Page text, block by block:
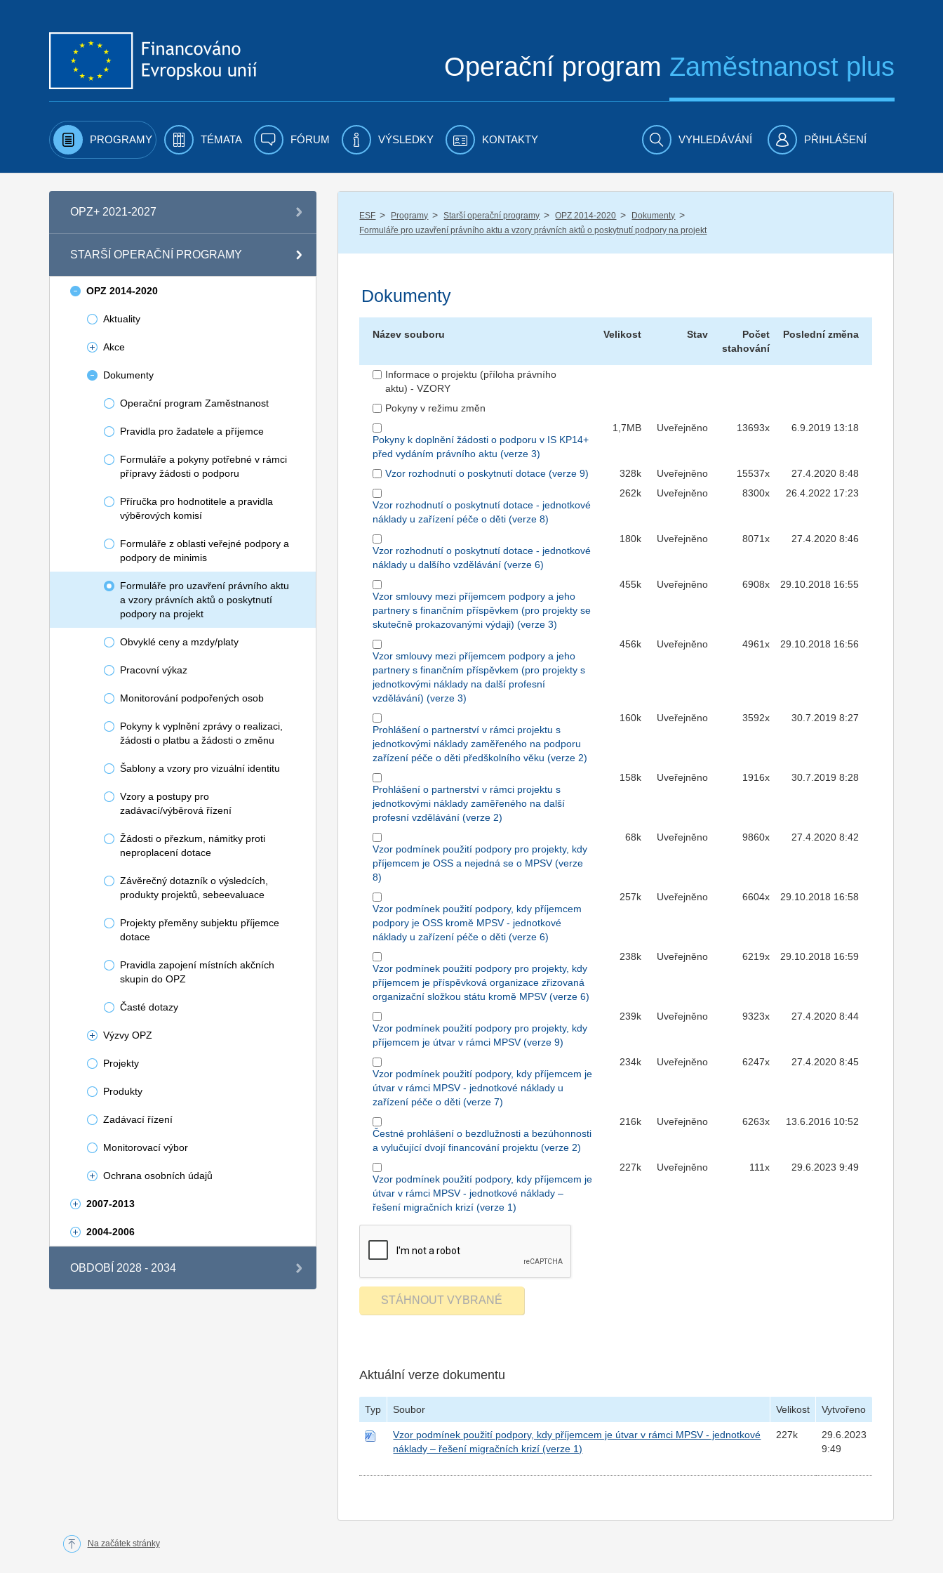
Operační program Zaměstnanost plus
PROGRAMY TÉMATA FÓRUM VÝSLEDKY KONTAKTY VYHLEDÁVÁNÍ PŘIHLÁŠENÍ
OPZ+ 2021-2027
STARŠÍ OPERAČNÍ PROGRAMY
OPZ 2014-2020
Aktuality
Akce
Dokumenty
Operační program Zaměstnanost
Pravidla pro žadatele a příjemce
Formuláře a pokyny potřebné v rámci
přípravy žádosti o podporu
Příručka pro hodnotitele a pravidla
výběrových komisí
Formuláře z oblasti veřejné podpory a
podpory de minimis
Formuláře pro uzavření právního aktu
a vzory právních aktů o poskytnutí
podpory na projekt
Obvyklé ceny a mzdy/platy
Pracovní výkaz
Monitorování podpořených osob
Pokyny k vyplnění zprávy o realizaci,
žádosti o platbu a žádosti o změnu
Šablony a vzory pro vizuální identitu
Vzory a postupy pro
zadávací/výběrová řízení
Žádosti o přezkum, námitky proti
neproplacení dotace
Závěrečný dotazník o výsledcích,
produkty projektů, sebeevaluace
Projekty přeměny subjektu příjemce
dotace
Pravidla zapojení místních akčních
skupin do OPZ
Časté dotazy
Výzvy OPZ
Projekty
Produkty
Zadávací řízení
Monitorovací výbor
Ochrana osobních údajů
2007-2013
2004-2006
OBDOBÍ 2028 - 2034
ESF / Programy / Starší operační programy / OPZ 2014-2020 / Dokumenty /
Formuláře pro uzavření právního aktu a vzory právních aktů o poskytnutí podpory na projekt
Dokumenty
Název souboru Velikost Stav
Počet
stahování
Poslední změna
Informace o projektu (příloha právního
aktu) - VZORY
Pokyny v režimu změn
Pokyny k doplnění žádosti o podporu v IS KP14+
před vydáním právního aktu (verze 3)
1,7MB Uveřejněno 13693x 6.9.2019 13:18
Vzor rozhodnutí o poskytnutí dotace (verze 9) 328k Uveřejněno 15537x 27.4.2020 8:48
Vzor rozhodnutí o poskytnutí dotace - jednotkové
náklady u zařízení péče o děti (verze 8)
262k Uveřejněno 8300x 26.4.2022 17:23
Vzor rozhodnutí o poskytnutí dotace - jednotkové
náklady u dalšího vzdělávání (verze 6)
180k Uveřejněno 8071x 27.4.2020 8:46
Vzor smlouvy mezi příjemcem podpory a jeho
partnery s finančním příspěvkem (pro projekty se
skutečně prokazovanými výdaji) (verze 3)
455k Uveřejněno 6908x 29.10.2018 16:55
Vzor smlouvy mezi příjemcem podpory a jeho
partnery s finančním příspěvkem (pro projekty s
jednotkovými náklady na další profesní
vzdělávání) (verze 3)
456k Uveřejněno 4961x 29.10.2018 16:56
Prohlášení o partnerství v rámci projektu s
jednotkovými náklady zaměřeného na podporu
zařízení péče o děti předškolního věku (verze 2)
160k Uveřejněno 3592x 30.7.2019 8:27
Prohlášení o partnerství v rámci projektu s
jednotkovými náklady zaměřeného na další
profesní vzdělávání (verze 2)
158k Uveřejněno 1916x 30.7.2019 8:28
Vzor podmínek použití podpory pro projekty, kdy
příjemcem je OSS a nejedná se o MPSV (verze
8)
68k Uveřejněno 9860x 27.4.2020 8:42
Vzor podmínek použití podpory, kdy příjemcem
podpory je OSS kromě MPSV - jednotkové
náklady u zařízení péče o děti (verze 6)
257k Uveřejněno 6604x 29.10.2018 16:58
Vzor podmínek použití podpory pro projekty, kdy
příjemcem je příspěvková organizace zřizovaná
organizační složkou státu kromě MPSV (verze 6)
238k Uveřejněno 6219x 29.10.2018 16:59
Vzor podmínek použití podpory pro projekty, kdy
příjemcem je útvar v rámci MPSV (verze 9)
239k Uveřejněno 9323x 27.4.2020 8:44
Vzor podmínek použití podpory, kdy příjemcem je
útvar v rámci MPSV - jednotkové náklady u
zařízení péče o děti (verze 7)
234k Uveřejněno 6247x 27.4.2020 8:45
Čestné prohlášení o bezdlužnosti a bezúhonnosti
a vylučující dvojí financování projektu (verze 2)
216k Uveřejněno 6263x 13.6.2016 10:52
Vzor podmínek použití podpory, kdy příjemcem je
útvar v rámci MPSV - jednotkové náklady –
řešení migračních krizí (verze 1)
227k Uveřejněno 111x 29.6.2023 9:49
Aktuální verze dokumentu
Typ Soubor Velikost Vytvořeno
Vzor podmínek použití podpory, kdy příjemcem je útvar v rámci MPSV - jednotkové
náklady – řešení migračních krizí (verze 1)
227k
29.6.2023
9:49
Na začátek stránky